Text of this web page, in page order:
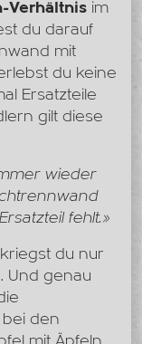
Verhältnis im
du darauf
mit
du keine
Ersatzteile
gilt diese
wieder
fehlt.»
du nur
Und genau
den